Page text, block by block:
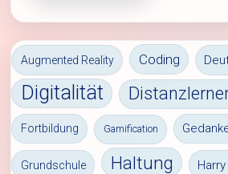
Augmented Reality Coding
Digitalität
Fortbildung Gamification
Grundschule Haltung